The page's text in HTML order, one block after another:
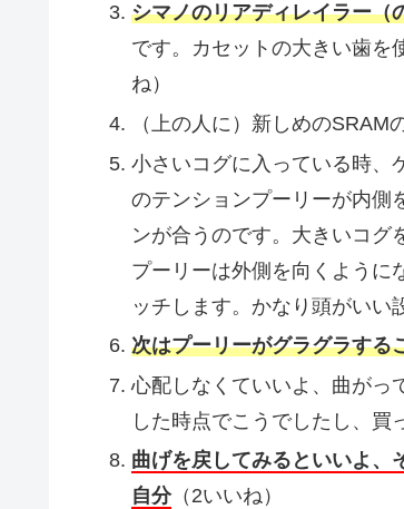
シマノのリアディレイラー（
です。カセットの大きい歯を
ね）
（上の人に）新しめのSRAM
小さいコグに入っている時、
のテンションプーリーが内側
ンが合うのです。大きいコグ
プーリーは外側を向くように
ッチします。かなり頭がいい
次はプーリーがグラグラする
心配しなくていいよ、曲がっ
した時点でこうでしたし、買
曲げを戻してみるといいよ、
自分（2いいね）